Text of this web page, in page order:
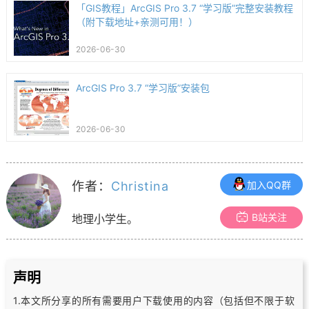
「GIS教程」ArcGIS Pro 3.7 “学习版”完整安装教程
（附下载地址+亲测可用！）
2026-06-30
ArcGIS Pro 3.7 “学习版”安装包
2026-06-30
作者： Christina
地理小学生。
加入QQ群
B站关注
声明
1.本文所分享的所有需要用户下载使用的内容（包括但不限于软